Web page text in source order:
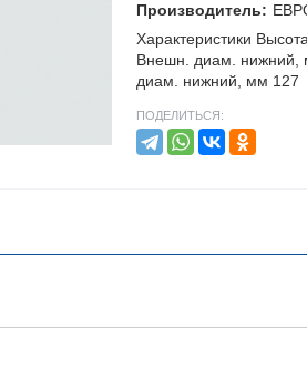
Производитель:
Характеристики
Внешн. диам. нижний,
диам. нижний, мм 127
ПОДЕЛИТЬСЯ: